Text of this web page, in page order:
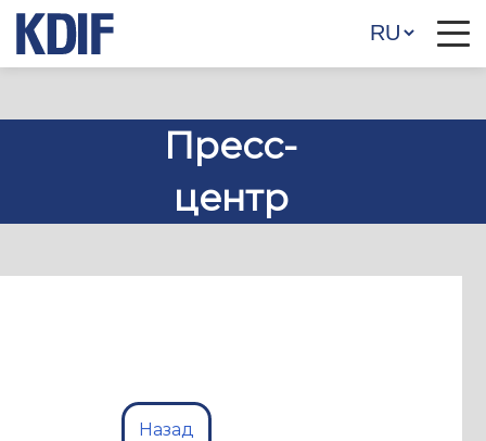
Пресс-
центр
Назад